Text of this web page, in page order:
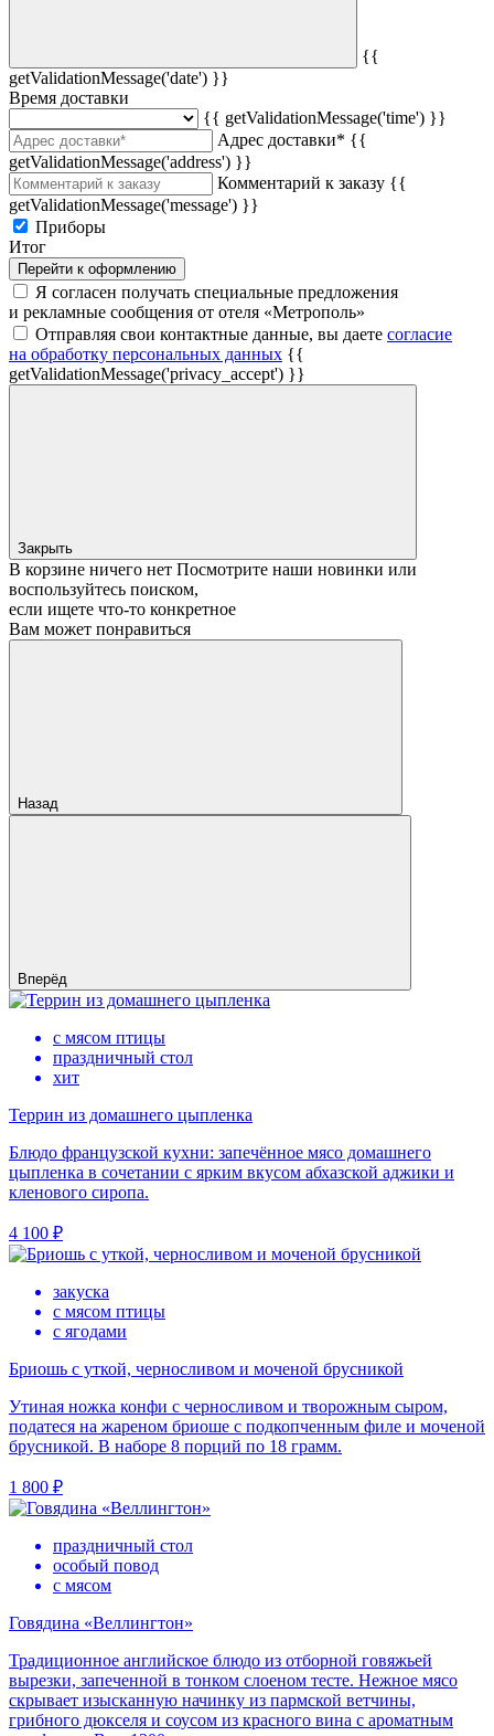
{{
getValidationMessage('date') }}
Время доставки
{{ getValidationMessage('time') }}
Адрес доставки* {{
getValidationMessage('address') }}
Комментарий к заказу {{
getValidationMessage('message') }}
Приборы
Итог
Перейти к оформлению
Я согласен получать специальные предложения
и рекламные сообщения от отеля «Метрополь»
Отправляя свои контактные данные, вы даете согласие
на обработку персональных данных {{
getValidationMessage('privacy_accept') }}
Закрыть
В корзине ничего нет Посмотрите наши новинки или
воспользуйтесь поиском,
если ищете что‑то конкретное
Вам может понравиться
Назад
Вперёд
с мясом птицы
праздничный стол
хит
Террин из домашнего цыпленка
Блюдо французской кухни: запечённое мясо домашнего
цыпленка в сочетании с ярким вкусом абхазской аджики и
кленового сиропа.
4 100 ₽
закуска
с мясом птицы
с ягодами
Бриошь с уткой, черносливом и моченой брусникой
Утиная ножка конфи с черносливом и творожным сыром,
податеся на жареном бриоше с подкопченным филе и моченой
брусникой. В наборе 8 порций по 18 грамм.
1 800 ₽
праздничный стол
особый повод
с мясом
Говядина «Веллингтон»
Традиционное английское блюдо из отборной говяжьей
вырезки, запеченной в тонком слоеном тесте. Нежное мясо
скрывает изысканную начинку из пармской ветчины,
грибного дюкселя и соусом из красного вина с ароматным